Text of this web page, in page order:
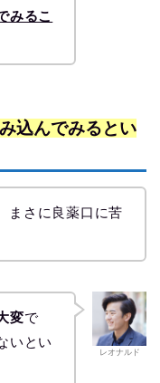
みるこ
込んでみるとい
まさに良薬口に苦
レオナルド
変で
いとい